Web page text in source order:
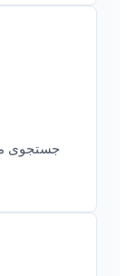
جستجوی